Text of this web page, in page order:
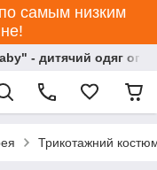
самым низким
- дитячий одяг
Трикотажний